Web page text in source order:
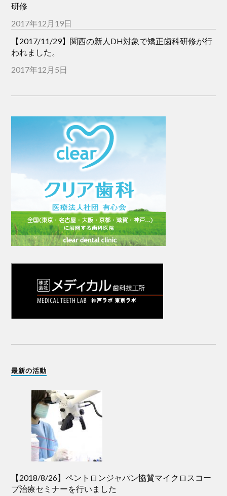
研修
2017年12月19日
【2017/11/29】関西の新人DH対象で矯正歯科研修が行
われました。
2017年12月5日
最新の活動
【2018/8/26】ペントロンジャパン協賛マイクロスコー
プ治療セミナーを行いました